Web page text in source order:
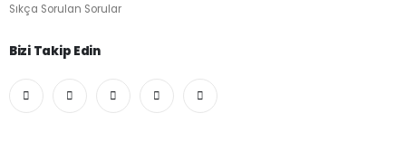
Sıkça Sorulan Sorular
Bizi Takip Edin